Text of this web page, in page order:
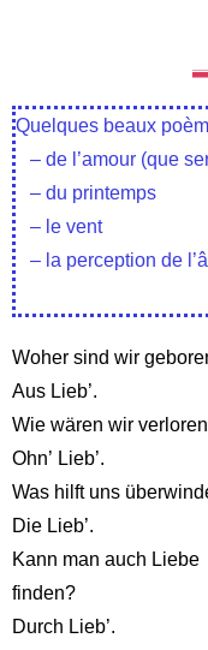
Quelques beaux
– de l’amour (que
– du printemps
– le vent
– la perception de
Woher sind wir
Aus Lieb’.
Wie wären wir
Ohn’ Lieb’.
Was hilft uns
Die Lieb’.
Kann man auch Liebe
finden?
Durch Lieb’.